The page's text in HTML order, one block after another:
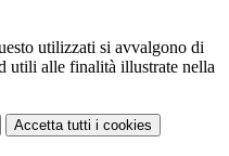
utilizzati si avvalgono di
utili alle finalità illustrate nella
Accetta tutti i cookies